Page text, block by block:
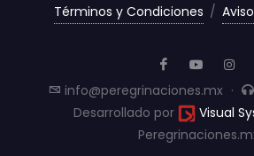
Términos y Condiciones /
info@peregrinaciones.mx ·
Desarrollado por
Visual